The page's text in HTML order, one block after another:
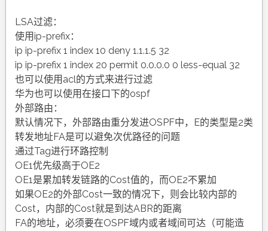
LSA过滤：
使用ip-prefix：
ip ip-prefix 1 index 10 deny 1.1.1.5 32
ip ip-prefix 1 index 20 permit 0.0.0.0 0 less-equal 32
也可以使用acl的方式来进行过滤
华为也可以使用在接口下的ospf
外部路由：
默认情况下，外部路由重分发进OSPF中，E的类型是2类
转发地址FA是可以避免次优路径的问题
通过Tag进行环路控制
OE1优先级高于OE2
OE1是累加转发链路的Cost值的，而OE2不累加
如果OE2的外部Cost一致的情况下，则会比较内部的
Cost，内部的Cost就是到达ABR的距离
FA的地址，必须要在OSPF域内或者域间可达（可能造